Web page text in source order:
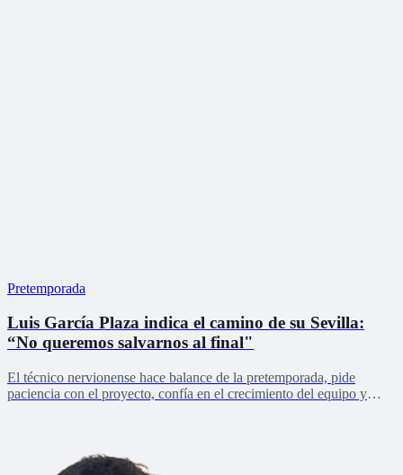
Pretemporada
Luis García Plaza indica el camino de su Sevilla:
“No queremos salvarnos al final"
El técnico nervionense hace balance de la pretemporada, pide
paciencia con el proyecto, confía en el crecimiento del equipo y